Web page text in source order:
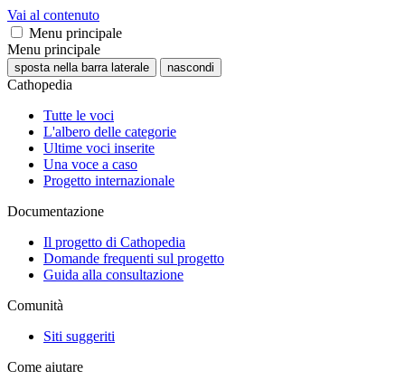
Vai al contenuto
Menu principale
Menu principale
sposta nella barra laterale nascondi
Cathopedia
Tutte le voci
L'albero delle categorie
Ultime voci inserite
Una voce a caso
Progetto internazionale
Documentazione
Il progetto di Cathopedia
Domande frequenti sul progetto
Guida alla consultazione
Comunità
Siti suggeriti
Come aiutare